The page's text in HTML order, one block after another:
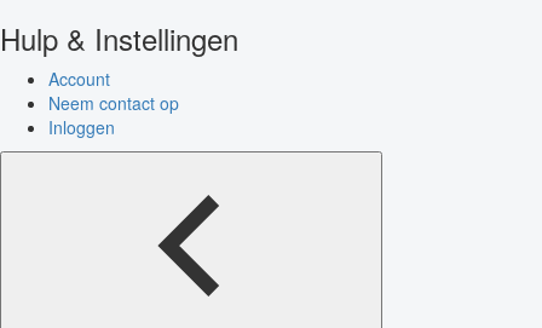
Hulp & Instellingen
Account
Neem contact op
Inloggen